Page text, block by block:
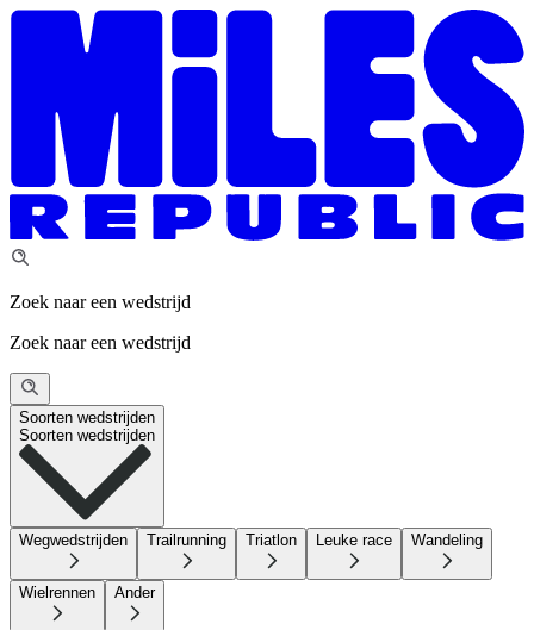
Zoek naar een wedstrijd
Zoek naar een wedstrijd
Soorten wedstrijden
Soorten wedstrijden
Wegwedstrijden Trailrunning Triatlon Leuke race Wandeling
Wielrennen Ander